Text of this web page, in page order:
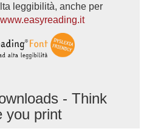
leggibilità, anche per
www.easyreading.it
- Think
you print